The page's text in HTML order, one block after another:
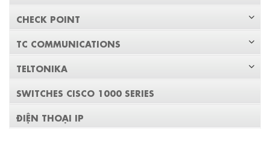
CHECK POINT
TC COMMUNICATIONS
TELTONIKA
SWITCHES CISCO 1000 SERIES
ĐIỆN THOẠI IP